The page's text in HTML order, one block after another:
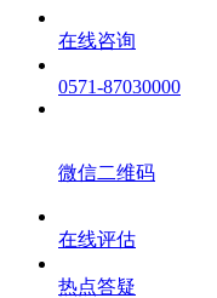
在线咨询
0571-87030000
微信二维码
在线评估
热点答疑